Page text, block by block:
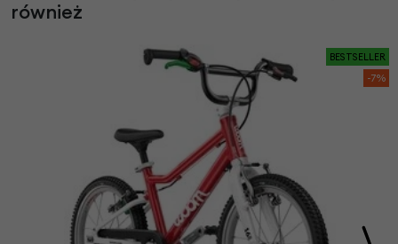
również
BESTSELLER
-7%